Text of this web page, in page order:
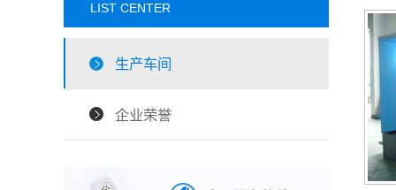
LIST CENTER
生产车间
企业荣誉